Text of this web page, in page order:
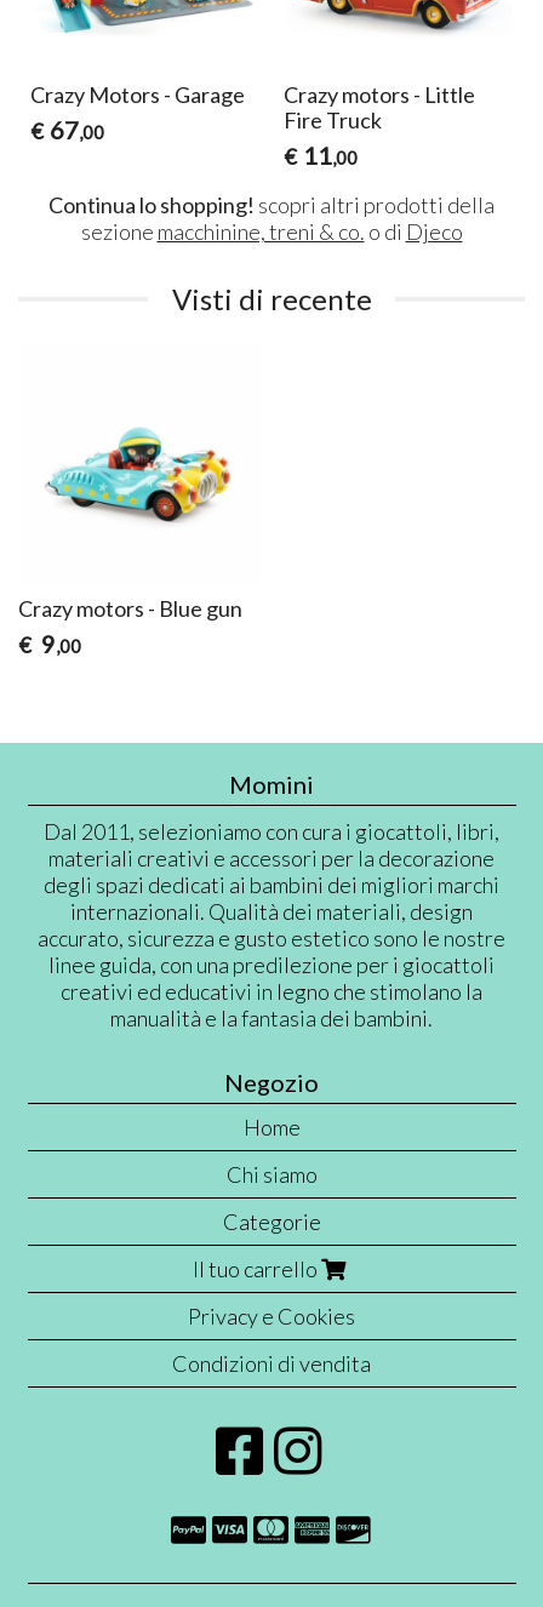
Crazy Motors - Garage
€ 67,00
Crazy motors - Little
Fire Truck
€ 11,00
Continua lo shopping! scopri altri prodotti della
sezione macchinine, treni & co. o di Djeco
Visti di recente
Crazy motors - Blue gun
€ 9,00
Momini
Dal 2011, selezioniamo con cura i giocattoli, libri,
materiali creativi e accessori per la decorazione
degli spazi dedicati ai bambini dei migliori marchi
internazionali. Qualità dei materiali, design
accurato, sicurezza e gusto estetico sono le nostre
linee guida, con una predilezione per i giocattoli
creativi ed educativi in legno che stimolano la
manualità e la fantasia dei bambini.
Negozio
Home
Chi siamo
Categorie
Il tuo carrello
Privacy e Cookies
Condizioni di vendita